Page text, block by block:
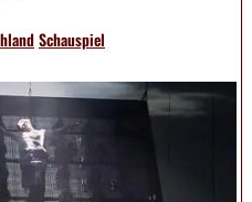
Schauspiel